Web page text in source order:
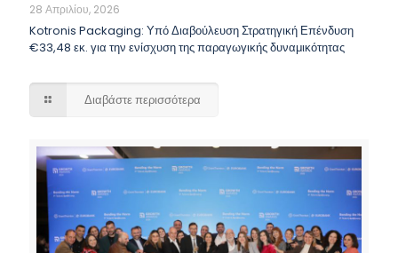
28 Απριλίου, 2026
Kotronis Packaging: Υπό Διαβούλευση Στρατηγική Επένδυση
€33,48 εκ. για την ενίσχυση της παραγωγικής δυναμικότητας
Διαβάστε περισσότερα